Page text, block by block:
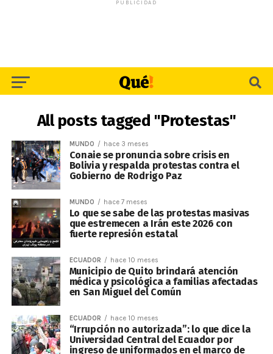
PUBLICIDAD
All posts tagged "Protestas"
MUNDO hace 3 meses
Conaie se pronuncia sobre crisis en
Bolivia y respalda protestas contra el
Gobierno de Rodrigo Paz
MUNDO hace 7 meses
Lo que se sabe de las protestas masivas
que estremecen a Irán este 2026 con
fuerte represión estatal
ECUADOR hace 10 meses
Municipio de Quito brindará atención
médica y psicológica a familias afectadas
en San Miguel del Común
ECUADOR hace 10 meses
“Irrupción no autorizada”: lo que dice la
Universidad Central del Ecuador por
ingreso de uniformados en el marco de